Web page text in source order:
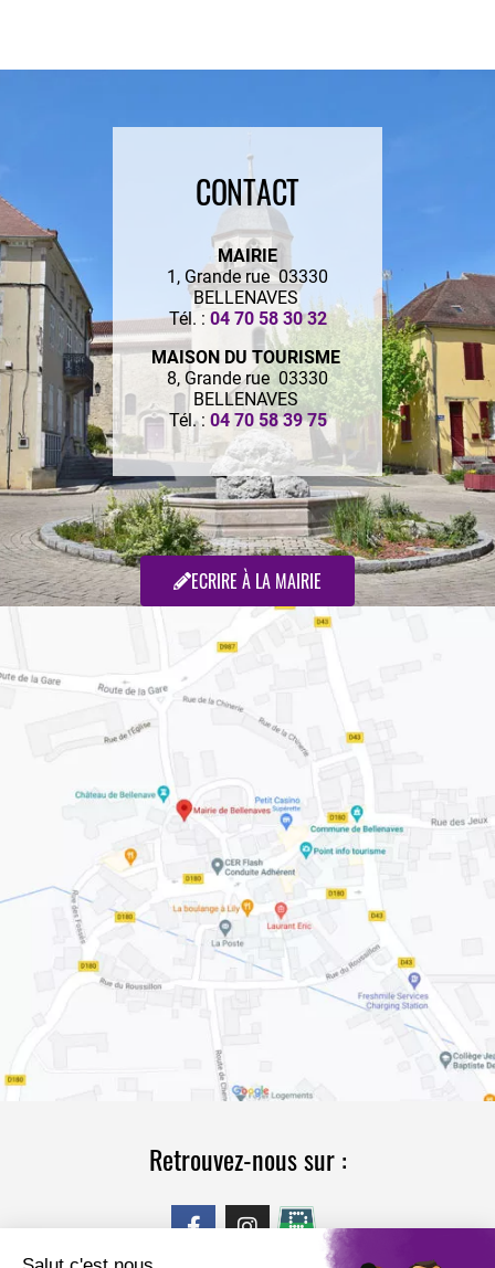
CONTACT
MAIRIE
1, Grande rue 03330
BELLENAVES
Tél. : 04 70 58 30 32
MAISON DU TOURISME
8, Grande rue 03330
BELLENAVES
Tél. : 04 70 58 39 75
ECRIRE À LA MAIRIE
Retrouvez-nous sur :